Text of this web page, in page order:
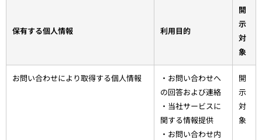
保有する個人情報 利用目的
開
示
対
象
お問い合わせにより取得する個人情報
・お問い合わせへ
の回答および連絡
・当社サービスに
関する情報提供
・お問い合わせ内
開
示
対
象